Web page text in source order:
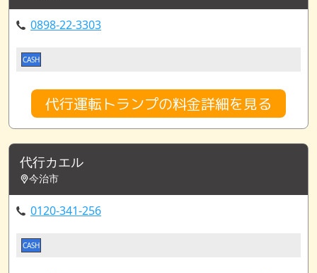
0898-22-3303
CASH
代行運転トランプの料金詳細を見る
代行カエル
今治市
0120-341-256
CASH